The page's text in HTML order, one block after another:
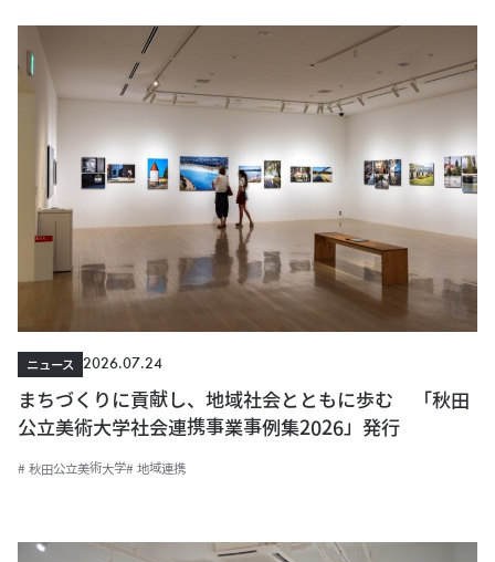
ニュース
2026.07.24
まちづくりに貢献し、地域社会とともに歩む 「秋田
公立美術大学社会連携事業事例集2026」発行
# 秋田公立美術大学# 地域連携